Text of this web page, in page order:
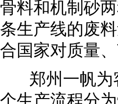
骨料和机制砂
条生产线的废
合国家对质量
郑州一帆为
个生产流程分